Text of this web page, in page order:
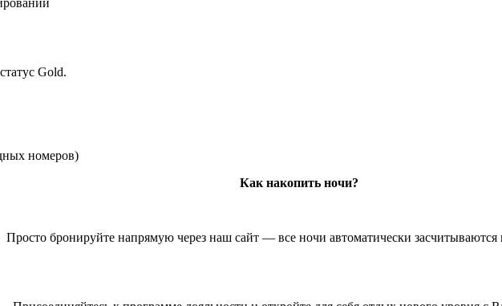
Gold.
номеров)
Как накопить ночи?
Просто бронируйте напрямую через наш сайт — все ночи автоматически